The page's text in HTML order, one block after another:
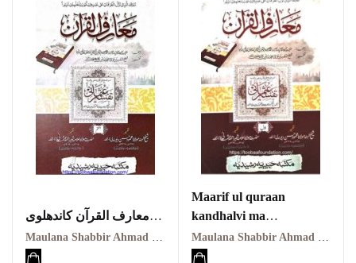
معارف القرآن کاندھلوی
معہ تفسیر عثمانی جلد
Maulana Shabbir Ahmad Usmani, Molana Idrees Kandhalvi
Maarif ul quraan
kandhalvi ma
tafseer e usmani PDF
VOL-1
Maulana Shabbir Ahmad Usmani, Molana Idrees Kandhalvi